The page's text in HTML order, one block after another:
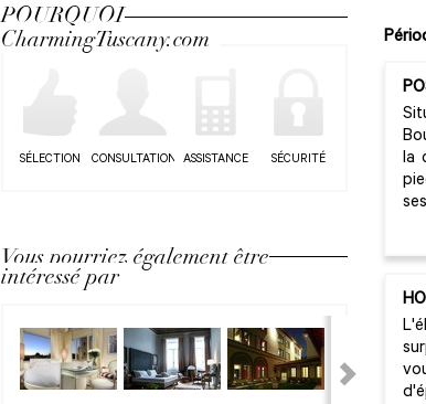
POURQUOI
CharmingTuscany.com
SÉLECTION CONSULTATION ASSISTANCE SÉCURITÉ
Vous pourriez également être
intéressé par
la